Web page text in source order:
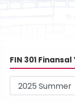
FIN 301